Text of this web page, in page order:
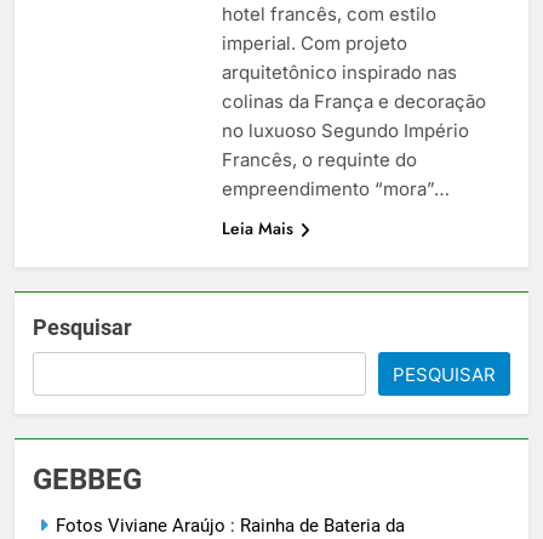
hotel francês, com estilo
imperial. Com projeto
arquitetônico inspirado nas
colinas da França e decoração
no luxuoso Segundo Império
Francês, o requinte do
empreendimento “mora”…
Leia Mais
Pesquisar
PESQUISAR
GEBBEG
Fotos Viviane Araújo : Rainha de Bateria da